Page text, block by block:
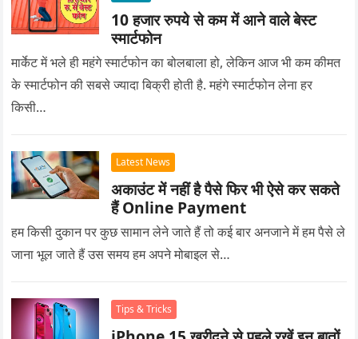
10 हजार रुपये से कम में आने वाले बेस्ट
स्मार्टफोन
मार्केट में भले ही महंगे स्मार्टफोन का बोलबाला हो, लेकिन आज भी कम कीमत
के स्मार्टफोन की सबसे ज्यादा बिक्री होती है. महंगे स्मार्टफोन लेना हर
किसी…
Latest News
अकाउंट में नहीं है पैसे फिर भी ऐसे कर सकते
हैं Online Payment
हम किसी दुकान पर कुछ सामान लेने जाते हैं तो कई बार अनजाने में हम पैसे ले
जाना भूल जाते हैं उस समय हम अपने मोबाइल से…
Tips & Tricks